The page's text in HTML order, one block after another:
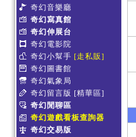
奇幻音樂廳
奇幻寫真館
奇幻伸展台
奇幻電影院
奇幻小幫手 [走私販]
奇幻圖書館
奇幻氣象局
奇幻留言版 [精華區]
奇幻閒聊區
奇幻遊戲看板查詢器
奇幻交易版